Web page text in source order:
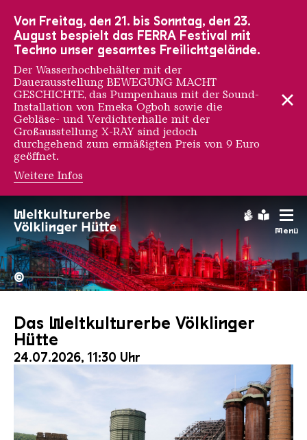
Menü
Hochofengruppe in Rot
Copyright:
©
Das Weltkulturerbe Völklinger
Hütte
24.07.2026, 11:30 Uhr
Von Freitag, den 21. bis Sonntag, den 23.
August bespielt das FERRA Festival mit
Techno unser gesamtes Freilichtgelände.
Der Wasserhochbehälter mit der
Dauerausstellung BEWEGUNG MACHT
GESCHICHTE, das Pumpenhaus mit der Sound-
Installation von Emeka Ogboh sowie die
Gebläse- und Verdichterhalle mit der
Großausstellung X-RAY sind jedoch
durchgehend zum ermäßigten Preis von 9 Euro
geöffnet.
Weitere Infos